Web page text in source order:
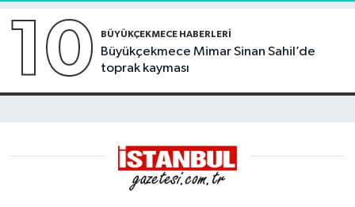
10 BÜYÜKÇEKMECE HABERLERI
Büyükçekmece Mimar Sinan Sahil’de
toprak kayması